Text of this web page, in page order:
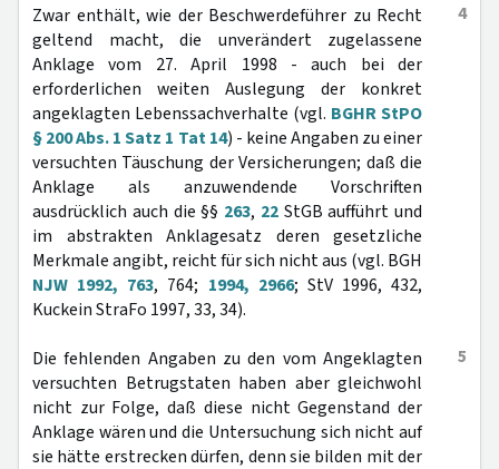
4
Zwar enthält, wie der Beschwerdeführer zu Recht
geltend macht, die unverändert zugelassene
Anklage vom 27. April 1998 - auch bei der
erforderlichen weiten Auslegung der konkret
angeklagten Lebenssachverhalte (vgl. BGHR StPO
§ 200 Abs. 1 Satz 1 Tat 14) - keine Angaben zu einer
versuchten Täuschung der Versicherungen; daß die
Anklage als anzuwendende Vorschriften
ausdrücklich auch die §§ 263, 22StGB aufführt und
im abstrakten Anklagesatz deren gesetzliche
Merkmale angibt, reicht für sich nicht aus (vgl. BGH
NJW 1992, 763, 764; 1994, 2966; StV 1996, 432,
Kuckein StraFo 1997, 33, 34).
5
Die fehlenden Angaben zu den vom Angeklagten
versuchten Betrugstaten haben aber gleichwohl
nicht zur Folge, daß diese nicht Gegenstand der
Anklage wären und die Untersuchung sich nicht auf
sie hätte erstrecken dürfen, denn sie bilden mit der